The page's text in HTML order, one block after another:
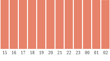
15 16 17 18 19 20 21 22 23 00 01 02